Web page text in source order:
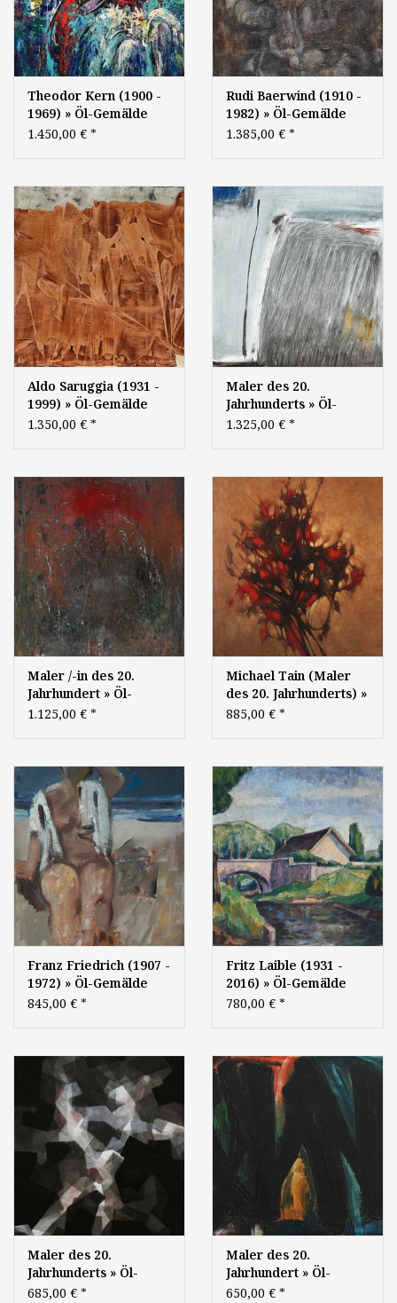
Theodor Kern (1900 -
1969) » Öl-Gemälde
Expressionismus
1.450,00 € *
Rudi Baerwind (1910 -
1982) » Öl-Gemälde
Informel abstrakt
1.385,00 € *
Aldo Saruggia (1931 -
1999) » Öl-Gemälde
Moderne Informel
1.350,00 € *
Maler des 20.
Jahrhunderts » Öl-
Gemälde Moderne
1.325,00 € *
Maler /-in des 20.
Jahrhundert » Öl-
Gemälde Informel
Moderne
1.125,00 € *
Michael Tain (Maler
des 20. Jahrhunderts) »
Öl-Gemälde Moderne
885,00 € *
Franz Friedrich (1907 -
1972) » Öl-Gemälde
Expressionismus
845,00 € *
Fritz Laible (1931 -
2016) » Öl-Gemälde
Postimpressionismus
780,00 € *
Maler des 20.
Jahrhunderts » Öl-
Gemälde Moderne
685,00 € *
Maler des 20.
Jahrhundert » Öl-
Gemälde Informel
650,00 € *